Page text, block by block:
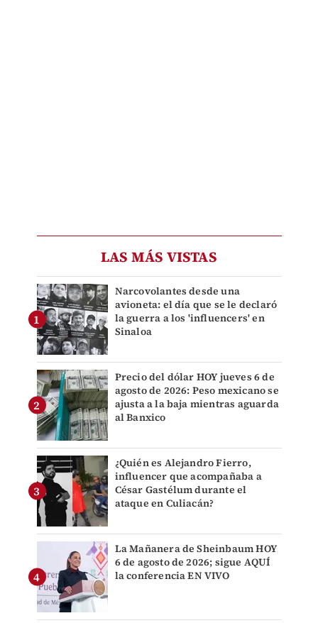
LAS MÁS VISTAS
Narcovolantes desde una
avioneta: el día que se le declaró
la guerra a los 'influencers' en
Sinaloa
Precio del dólar HOY jueves 6 de
agosto de 2026: Peso mexicano se
ajusta a la baja mientras aguarda
al Banxico
¿Quién es Alejandro Fierro,
influencer que acompañaba a
César Gastélum durante el
ataque en Culiacán?
La Mañanera de Sheinbaum HOY
6 de agosto de 2026; sigue AQUÍ
la conferencia EN VIVO